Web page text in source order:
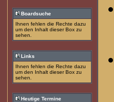
Boardsuche
Ihnen fehlen die Rechte dazu
um den Inhalt dieser Box zu
sehen.
Links
Ihnen fehlen die Rechte dazu
um den Inhalt dieser Box zu
sehen.
Heutige Termine